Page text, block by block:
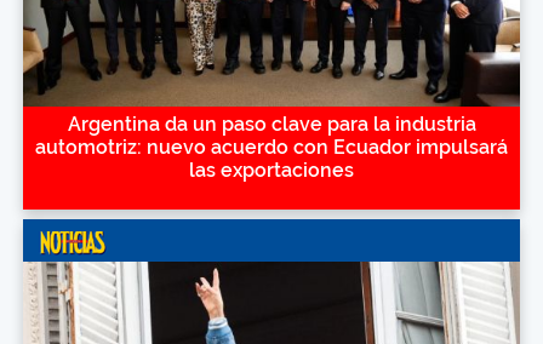
Argentina da un paso clave para la industria
automotriz: nuevo acuerdo con Ecuador impulsará
las exportaciones